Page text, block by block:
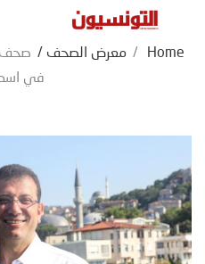
Home
/ معرض الصحف / صحف
في